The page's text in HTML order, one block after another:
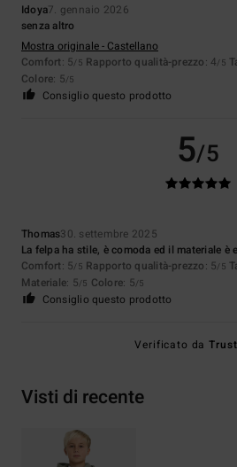
Idoya7. gennaio 2026
senza altro
Mostra originale - Castellano
Comfort: 5/5 Rapporto qualità-prezzo: 4/5
Colore: 5/5
Consiglio questo prodotto
5/5
Thomas30. settembre 2025
La felpa ha stile, è comoda ed il materiale è
Comfort: 5/5 Rapporto qualità-prezzo: 5/5
Materiale: 5/5 Colore: 5/5
Consiglio questo prodotto
Verificato da
Visti di recente